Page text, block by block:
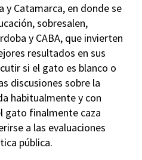
y Catamarca, en donde se
sobresalen,
y CABA, que invierten
resultados en sus
si el gato es blanco o
discusiones sobre la
habitualmente y con
gato finalmente caza
a las evaluaciones
pública.